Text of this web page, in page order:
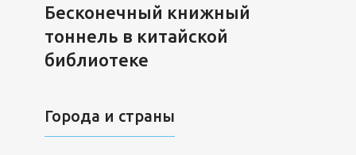
Бесконечный книжный
тоннель в китайской
библиотеке
Города и страны